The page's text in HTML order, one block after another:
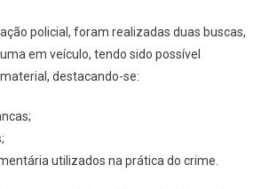
policial, foram realizadas duas buscas,
em veículo, tendo sido possível
destacando-se:
utilizados na prática do crime.